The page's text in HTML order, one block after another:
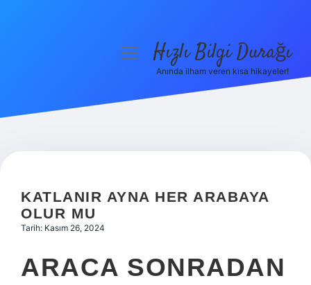
Hakkımızda
menüyüHızlı Bilgi Durağı
Anında ilham veren kısa hikayeler!
KATLANIR AYNA HER ARABAYA
OLUR MU
Tarih: Kasım 26, 2024
ARACA SONRADAN